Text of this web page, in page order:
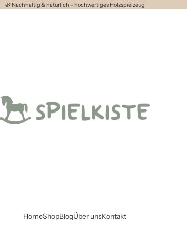
🌿 Nachhaltig & natürlich – hochwertiges Holzspielzeug
Spielkiste
HomeShopBlogÜber unsKontakt